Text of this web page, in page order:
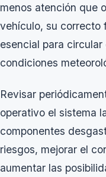
menos atención que
vehículo, su correcto
esencial para
condiciones
Revisar
operativo el sistema
componentes
riesgos, mejorar el
aumentar las